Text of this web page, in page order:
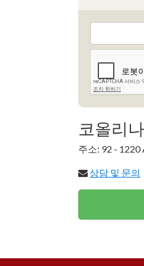
코올리
주소: 92 -
상담 및 문의